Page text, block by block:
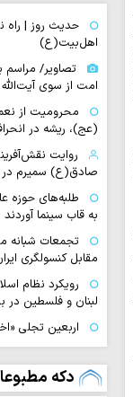
حدیث روز |
اهل‌بیت(ع)
تصاویر/ مراسم
امت از سوی آیت‌الله
محرومیت از
(عج)، ریشه در
روایت
صادق(ع) سمیرم
طلبه‌های حوزه
به قاب سینما آوردند
تجمعات شبانه
مقابل کنسولگری
رویکرد نظام
لبنان و فلسطین در
اربعین تجلی
دگرخواهی امام
بویراحمدی به
دکه